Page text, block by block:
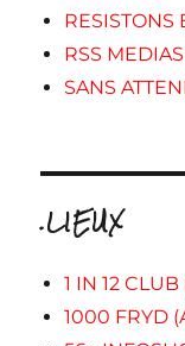
RESISTONS
RSS
SANS
.LIEUX
1 IN 12
1000 FRYD